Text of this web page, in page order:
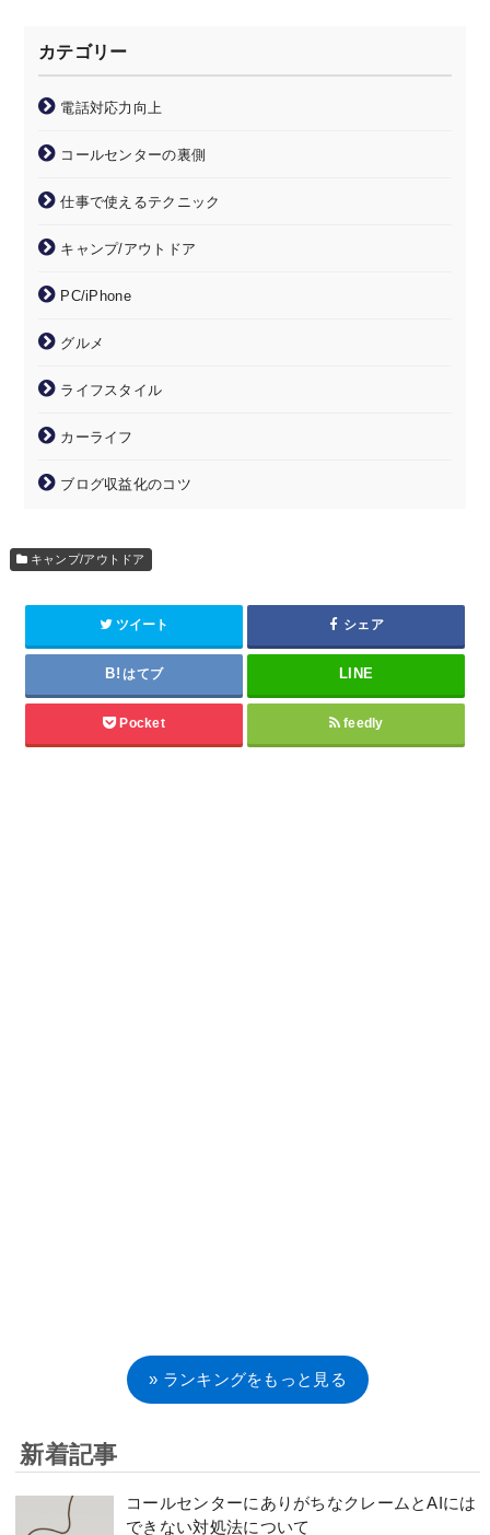
カテゴリー
電話対応力向上
コールセンターの裏側
仕事で使えるテクニック
キャンプ/アウトドア
PC/iPhone
グルメ
ライフスタイル
カーライフ
ブログ収益化のコツ
キャンプ/アウトドア
ツイート シェア
はてブ
Pocket feedly
» ランキングをもっと見る
新着記事
コールセンターにありがちなクレームとAIには
できない対処法について